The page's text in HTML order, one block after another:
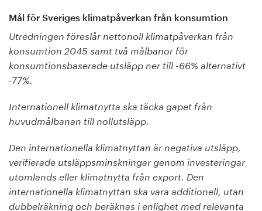
Mål för Sveriges klimatpåverkan från konsumtion
Utredningen föreslår nettonoll klimatpåverkan från
konsumtion 2045 samt två målbanor för
konsumtionsbaserade utsläpp ner till -66% alternativt
-77%.
Internationell klimatnytta ska täcka gapet från
huvudmålbanan till nollutsläpp.
Den internationella klimatnyttan är negativa utsläpp,
verifierade utsläppsminskningar genom investeringar
utomlands eller klimatnytta från export. Den
internationella klimatnyttan ska vara additionell, utan
dubbelräkning och beräknas i enlighet med relevanta